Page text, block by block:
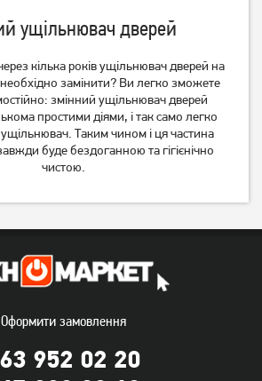
ущільнювач дверей
кілька років ущільнювач дверей на
замінити? Ви легко зможете
змінний ущільнювач дверей
простими діями, і так само легко
Таким чином і ця частина
буде бездоганною та гігієнічно
чистою.
Оформити замовлення
952 02 20